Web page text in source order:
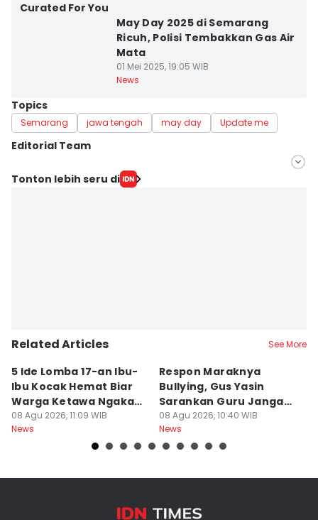
Curated For You
May Day 2025 di Semarang
Ricuh, Polisi Tembakkan Gas Air
Mata
01 Mei 2025, 19:05 WIB
News
Topics
Semarang jawa tengah may day Update me
Editorial Team
Editor
Tonton lebih seru di
Related Articles See More
5 Ide Lomba 17-an Ibu-
Ibu Kocak Hemat Biar
Warga Ketawa Ngakak
Pas Hari Kemerdekaan
08 Agu 2026, 11:09 WIB
News
Respon Maraknya
Bullying, Gus Yasin
Sarankan Guru Jangan
Bebani Siswa
08 Agu 2026, 10:40 WIB
News